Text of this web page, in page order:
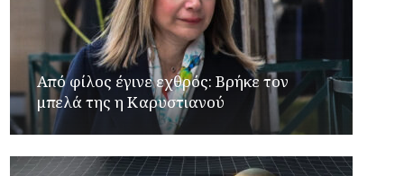
Από φίλος έγινε εχθρός: Βρήκε τον
μπελά της η Καρυστιανού